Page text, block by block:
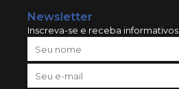
Newsletter
Inscreva-se e receba informativos